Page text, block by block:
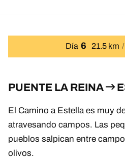
Día 6 21.5 km
PUENTE LA REINA
El Camino a Estella es muy
atravesando campos. Las
pueblos salpican entre
olivos.